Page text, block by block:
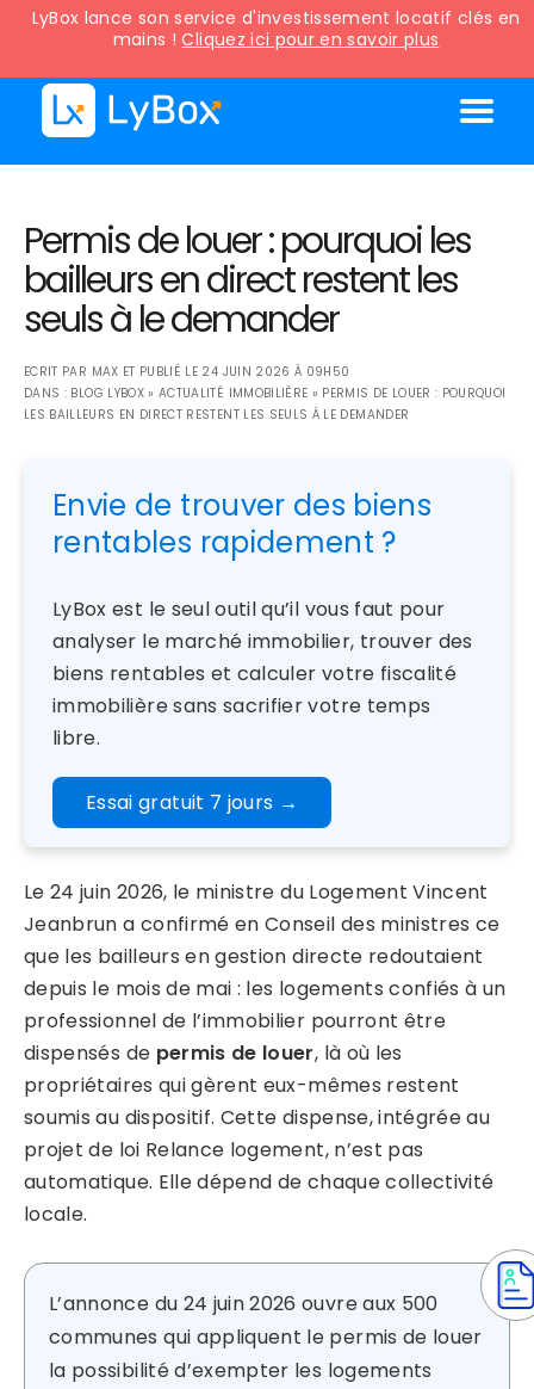
LyBox lance son service d'investissement locatif clés en
mains !Cliquez ici pour en savoir plus
Permis de louer : pourquoi les
bailleurs en direct restent les
seuls à le demander
ECRIT PAR MAX ET PUBLIÉ LE 24 JUIN 2026 À 09H50
DANS : BLOG LYBOX»ACTUALITÉ IMMOBILIÈRE » PERMIS DE LOUER : POURQUOI
LES BAILLEURS EN DIRECT RESTENT LES SEULS À LE DEMANDER
Envie de trouver des biens
rentables rapidement ?
LyBox est le seul outil qu’il vous faut pour
analyser le marché immobilier, trouver des
biens rentables et calculer votre fiscalité
immobilière sans sacrifier votre temps
libre.
Essai gratuit 7 jours →
Le 24 juin 2026, le ministre du Logement Vincent
Jeanbrun a confirmé en Conseil des ministres ce
que les bailleurs en gestion directe redoutaient
depuis le mois de mai : les logements confiés à un
professionnel de l’immobilier pourront être
dispensés de permis de louer, là où les
propriétaires qui gèrent eux-mêmes restent
soumis au dispositif. Cette dispense, intégrée au
projet de loi Relance logement, n’est pas
automatique. Elle dépend de chaque collectivité
locale.
L’annonce du 24 juin 2026 ouvre aux 500
communes qui appliquent le permis de louer
la possibilité d’exempter les logements